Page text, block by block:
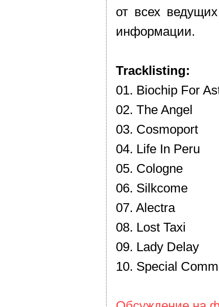
от всех
информации.
Tracklisting:
01. Biochip For
02. The Angel
03. Cosmoport
04. Life In Peru
05. Cologne
06. Silkcome
07. Alectra
08. Lost Taxi
09. Lady Delay
10. Special